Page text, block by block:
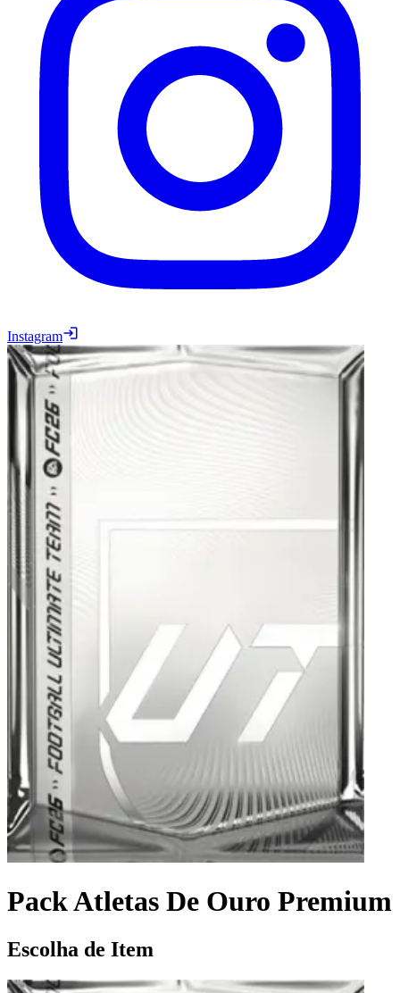
Instagram
Pack Atletas De Ouro Premium
Escolha de Item